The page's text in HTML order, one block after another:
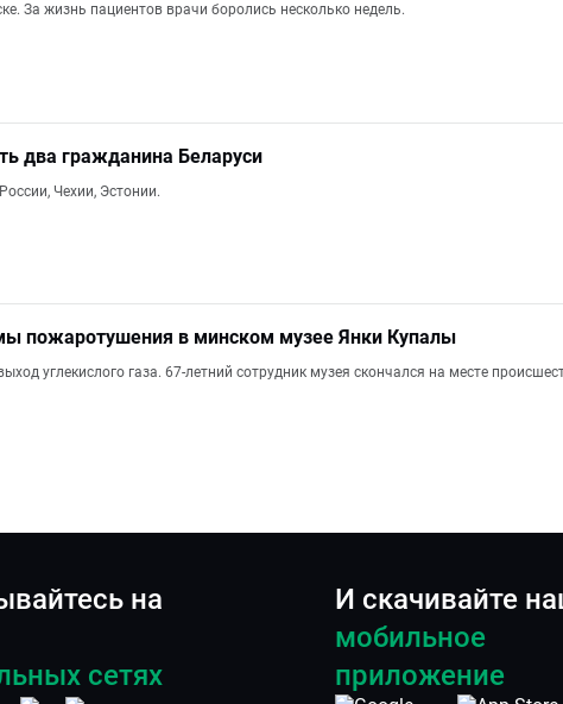
За жизнь пациентов врачи боролись несколько недель.
два гражданина Беларуси
Чехии, Эстонии.
пожаротушения в минском музее Янки Купалы
углекислого газа. 67-летний сотрудник музея скончался на месте
на
сетях
И скачивайте
мобильное
приложение